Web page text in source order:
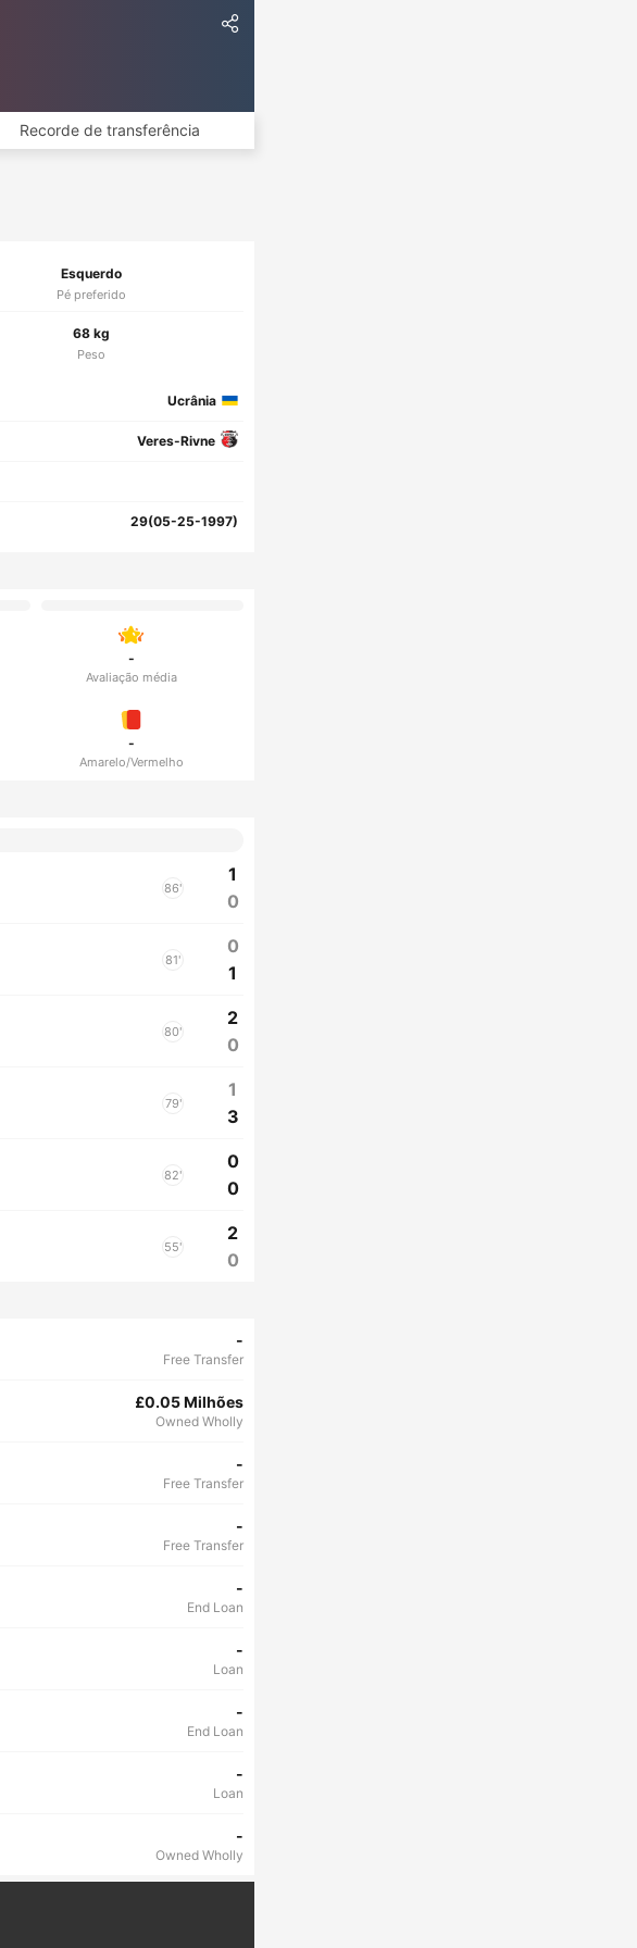
Recorde de transferência
Esquerdo
Pé preferido
68 kg
Peso
Ucrânia
Veres-Rivne
29(05-25-1997)
-
Avaliação média
-
Amarelo/Vermelho
86'
1
0
81'
0
1
80'
2
0
79'
1
3
82'
0
0
55'
2
0
-
Free Transfer
£0.05 Milhões
Owned Wholly
-
Free Transfer
-
Free Transfer
-
End Loan
-
Loan
-
End Loan
-
Loan
-
Owned Wholly